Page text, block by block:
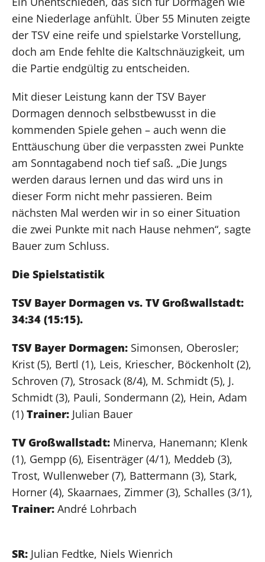
eine Niederlage anfühlt. Über 55 Minuten zeigte
der TSV eine reife und spielstarke Vorstellung,
doch am Ende fehlte die Kaltschnäuzigkeit, um
die Partie endgültig zu entscheiden.
Mit dieser Leistung kann der TSV Bayer
Dormagen dennoch selbstbewusst in die
kommenden Spiele gehen – auch wenn die
Enttäuschung über die verpassten zwei Punkte
am Sonntagabend noch tief saß. „Die Jungs
werden daraus lernen und das wird uns in
dieser Form nicht mehr passieren. Beim
nächsten Mal werden wir in so einer Situation
die zwei Punkte mit nach Hause nehmen“, sagte
Bauer zum Schluss.
Die Spielstatistik
TSV Bayer Dormagen vs. TV Großwallstadt:
34:34 (15:15).
TSV Bayer Dormagen: Simonsen, Oberosler;
Krist (5), Bertl (1), Leis, Kriescher, Böckenholt (2),
Schroven (7), Strosack (8/4), M. Schmidt (5), J.
Schmidt (3), Pauli, Sondermann (2), Hein, Adam
(1) Trainer: Julian Bauer
TV Großwallstadt: Minerva, Hanemann; Klenk
(1), Gempp (6), Eisenträger (4/1), Meddeb (3),
Trost, Wullenweber (7), Battermann (3), Stark,
Horner (4), Skaarnaes, Zimmer (3), Schalles (3/1),
Trainer: André Lohrbach
SR: Julian Fedtke, Niels Wienrich